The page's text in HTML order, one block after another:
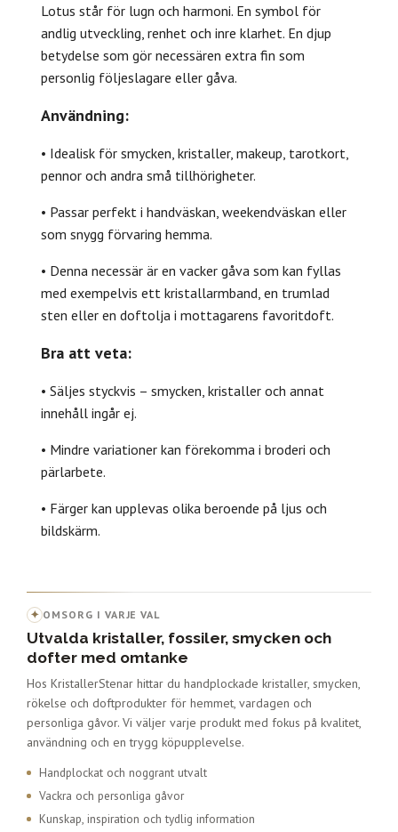
Lotus står för lugn och harmoni. En symbol för
andlig utveckling, renhet och inre klarhet. En djup
betydelse som gör necessären extra fin som
personlig följeslagare eller gåva.
Användning:
• Idealisk för smycken, kristaller, makeup, tarotkort,
pennor och andra små tillhörigheter.
• Passar perfekt i handväskan, weekendväskan eller
som snygg förvaring hemma.
• Denna necessär är en vacker gåva som kan fyllas
med exempelvis ett kristallarmband, en trumlad
sten eller en doftolja i mottagarens favoritdoft.
Bra att veta:
• Säljes styckvis – smycken, kristaller och annat
innehåll ingår ej.
• Mindre variationer kan förekomma i broderi och
pärlarbete.
• Färger kan upplevas olika beroende på ljus och
bildskärm.
✦ OMSORG I VARJE VAL
Utvalda kristaller, fossiler, smycken och
dofter med omtanke
Hos KristallerStenar hittar du handplockade kristaller, smycken,
rökelse och doftprodukter för hemmet, vardagen och
personliga gåvor. Vi väljer varje produkt med fokus på kvalitet,
användning och en trygg köpupplevelse.
Handplockat och noggrant utvalt
Vackra och personliga gåvor
Kunskap, inspiration och tydlig information